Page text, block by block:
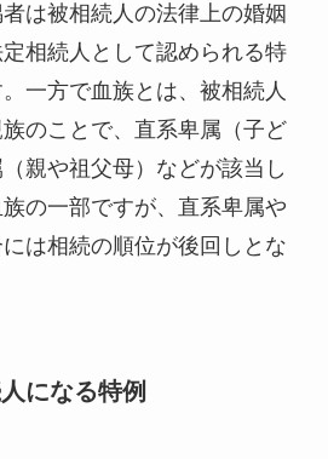
は被相続人の法律上の婚姻
相続人として認められる特
一方で血族とは、被相続人
のことで、直系卑属（子ど
親や祖父母）などが該当し
の一部ですが、直系卑属や
は相続の順位が後回しとな
になる特例